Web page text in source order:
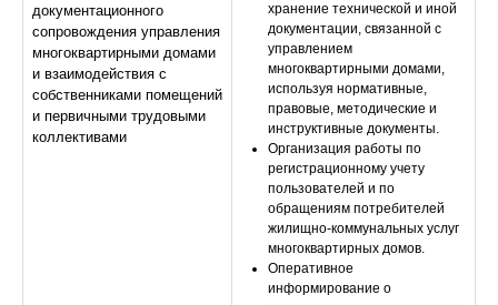
документационного
сопровождения управления
многоквартирными домами
и взаимодействия с
собственниками помещений
и первичными трудовыми
коллективами
хранение технической и иной
документации, связанной с
управлением
многоквартирными домами,
используя нормативные,
правовые, методические и
инструктивные документы.
Организация работы по
регистрационному учету
пользователей и по
обращениям потребителей
жилищно-коммунальных услуг
многоквартирных домов.
Оперативное
информирование о